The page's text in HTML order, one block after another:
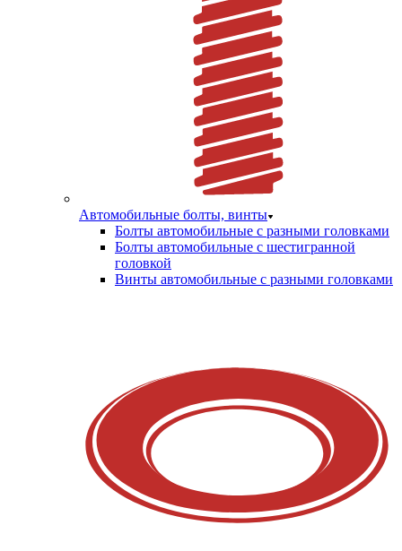
Автомобильные болты, винты
Болты автомобильные с разными головками
Болты автомобильные с шестигранной
головкой
Винты автомобильные с разными головками